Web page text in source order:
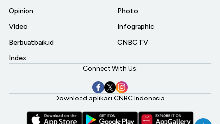
Opinion
Video
Berbuatbaik.id
Index
Photo
Infographic
CNBC TV
Connect With Us:
Download aplikasi CNBC Indonesia: